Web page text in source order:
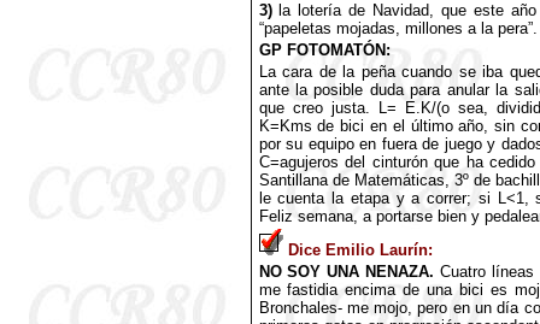
3) la lotería de Navidad, que este
“papeletas mojadas, millones a la pera”.
GP FOTOMATÓN:
La cara de la peña cuando se iba
ante la posible duda para anular la
que creo justa. L= E.K/(o sea,
K=Kms de bici en el último año, sin
por su equipo en fuera de juego y
C=agujeros del cinturón que ha
Santillana de Matemáticas, 3º de
le cuenta la etapa y a correr; si L<1,
Feliz semana, a portarse bien y
Dice Emilio Laurín:
NO SOY UNA NENAZA. Cuatro
me fastidia encima de una bici es
Bronchales- me mojo, pero en un día